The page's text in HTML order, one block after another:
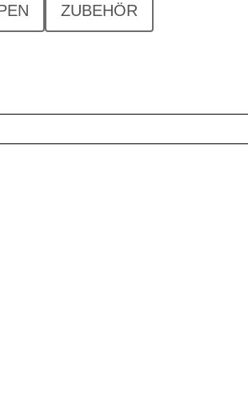
ZUBEHÖR